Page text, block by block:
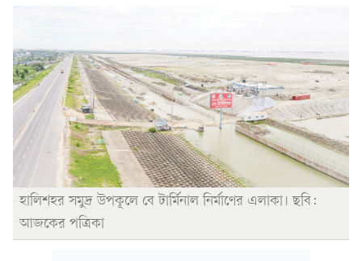
হালিশহর সমুদ্র উপকূলে বে টার্মিনাল নির্মাণের এলাকা। ছবি:
আজকের পত্রিকা